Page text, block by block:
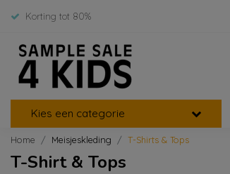
Korting tot 80%
Kies een categorie
Home Meisjeskleding T-Shirts & Tops
T-Shirt & Tops